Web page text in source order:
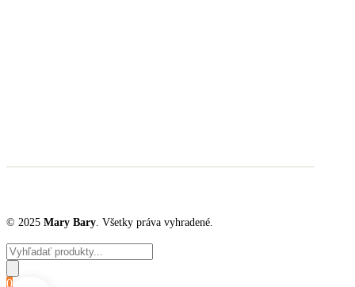
© 2025 Mary Bary. Všetky práva vyhradené.
Products
search
0